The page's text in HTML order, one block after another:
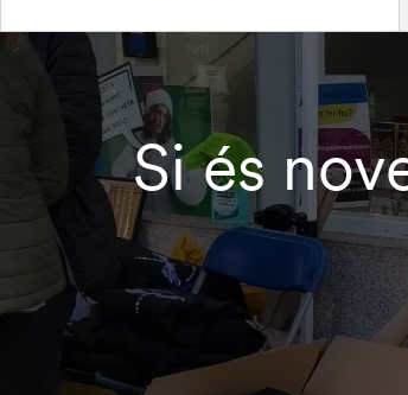
Si és